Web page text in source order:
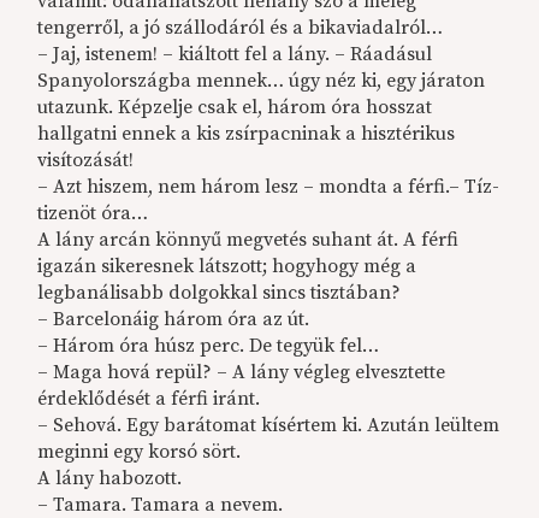
tengerről, a jó szállodáról és a bikaviadalról…
– Jaj, istenem! – kiáltott fel a lány. – Ráadásul
Spanyolországba mennek… úgy néz ki, egy járaton
utazunk. Képzelje csak el, három óra hosszat
hallgatni ennek a kis zsírpacninak a hisztérikus
visítozását!
– Azt hiszem, nem három lesz – mondta a férfi.– Tíz-
tizenöt óra…
A lány arcán könnyű megvetés suhant át. A férfi
igazán sikeresnek látszott; hogyhogy még a
legbanálisabb dolgokkal sincs tisztában?
– Barcelonáig három óra az út.
– Három óra húsz perc. De tegyük fel…
– Maga hová repül? – A lány végleg elvesztette
érdeklődését a férfi iránt.
– Sehová. Egy barátomat kísértem ki. Azután leültem
meginni egy korsó sört.
A lány habozott.
– Tamara. Tamara a nevem.